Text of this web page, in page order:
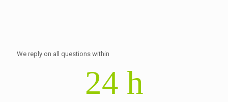
We reply on all questions within
24 h